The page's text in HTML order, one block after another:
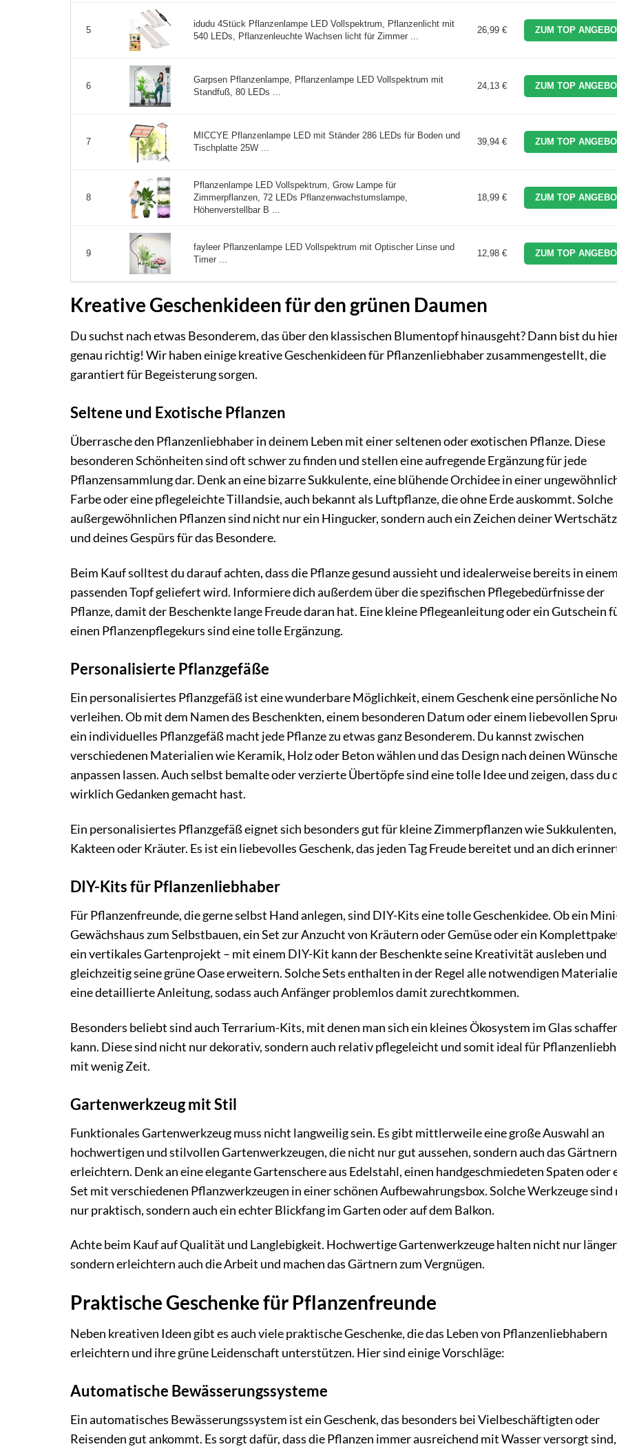
5
idudu 4Stück Pflanzenlampe LED Vollspektrum, Pflanzenlicht mit
540 LEDs, Pflanzenleuchte Wachsen licht für Zimmer ...
26,99 € ZUM TOP
6
Garpsen Pflanzenlampe, Pflanzenlampe LED Vollspektrum mit
Standfuß, 80 LEDs ...
24,13 € ZUM TOP
7
MICCYE Pflanzenlampe LED mit Ständer 286 LEDs für Boden und
Tischplatte 25W ...
39,94 € ZUM TOP
8
Pflanzenlampe LED Vollspektrum, Grow Lampe für
Zimmerpflanzen, 72 LEDs Pflanzenwachstumslampe,
Höhenverstellbar B ...
18,99 € ZUM TOP
9
fayleer Pflanzenlampe LED Vollspektrum mit Optischer Linse und
Timer ...
12,98 € ZUM TOP
Kreative Geschenkideen für den grünen Daumen
Du suchst nach etwas Besonderem, das über den klassischen Blumentopf hinausgeht? Dann bist du
genau richtig! Wir haben einige kreative Geschenkideen für Pflanzenliebhaber zusammengestellt, die
garantiert für Begeisterung sorgen.
Seltene und Exotische Pflanzen
Überrasche den Pflanzenliebhaber in deinem Leben mit einer seltenen oder exotischen Pflanze. Diese
besonderen Schönheiten sind oft schwer zu finden und stellen eine aufregende Ergänzung für jede
Pflanzensammlung dar. Denk an eine bizarre Sukkulente, eine blühende Orchidee in einer
Farbe oder eine pflegeleichte Tillandsie, auch bekannt als Luftpflanze, die ohne Erde auskommt. Solche
außergewöhnlichen Pflanzen sind nicht nur ein Hingucker, sondern auch ein Zeichen deiner
und deines Gespürs für das Besondere.
Beim Kauf solltest du darauf achten, dass die Pflanze gesund aussieht und idealerweise bereits in einem
passenden Topf geliefert wird. Informiere dich außerdem über die spezifischen Pflegebedürfnisse der
Pflanze, damit der Beschenkte lange Freude daran hat. Eine kleine Pflegeanleitung oder ein Gutschein
einen Pflanzenpflegekurs sind eine tolle Ergänzung.
Personalisierte Pflanzgefäße
Ein personalisiertes Pflanzgefäß ist eine wunderbare Möglichkeit, einem Geschenk eine persönliche
verleihen. Ob mit dem Namen des Beschenkten, einem besonderen Datum oder einem liebevollen
ein individuelles Pflanzgefäß macht jede Pflanze zu etwas ganz Besonderem. Du kannst zwischen
verschiedenen Materialien wie Keramik, Holz oder Beton wählen und das Design nach deinen
anpassen lassen. Auch selbst bemalte oder verzierte Übertöpfe sind eine tolle Idee und zeigen, dass du
wirklich Gedanken gemacht hast.
Ein personalisiertes Pflanzgefäß eignet sich besonders gut für kleine Zimmerpflanzen wie Sukkulenten,
Kakteen oder Kräuter. Es ist ein liebevolles Geschenk, das jeden Tag Freude bereitet und an dich
DIY-Kits für Pflanzenliebhaber
Für Pflanzenfreunde, die gerne selbst Hand anlegen, sind DIY-Kits eine tolle Geschenkidee. Ob ein
Gewächshaus zum Selbstbauen, ein Set zur Anzucht von Kräutern oder Gemüse oder ein
ein vertikales Gartenprojekt – mit einem DIY-Kit kann der Beschenkte seine Kreativität ausleben und
gleichzeitig seine grüne Oase erweitern. Solche Sets enthalten in der Regel alle notwendigen
eine detaillierte Anleitung, sodass auch Anfänger problemlos damit zurechtkommen.
Besonders beliebt sind auch Terrarium-Kits, mit denen man sich ein kleines Ökosystem im Glas
kann. Diese sind nicht nur dekorativ, sondern auch relativ pflegeleicht und somit ideal für
mit wenig Zeit.
Gartenwerkzeug mit Stil
Funktionales Gartenwerkzeug muss nicht langweilig sein. Es gibt mittlerweile eine große Auswahl an
hochwertigen und stilvollen Gartenwerkzeugen, die nicht nur gut aussehen, sondern auch das Gärtnern
erleichtern. Denk an eine elegante Gartenschere aus Edelstahl, einen handgeschmiedeten Spaten oder
Set mit verschiedenen Pflanzwerkzeugen in einer schönen Aufbewahrungsbox. Solche Werkzeuge sind
nur praktisch, sondern auch ein echter Blickfang im Garten oder auf dem Balkon.
Achte beim Kauf auf Qualität und Langlebigkeit. Hochwertige Gartenwerkzeuge halten nicht nur
sondern erleichtern auch die Arbeit und machen das Gärtnern zum Vergnügen.
Praktische Geschenke für Pflanzenfreunde
Neben kreativen Ideen gibt es auch viele praktische Geschenke, die das Leben von Pflanzenliebhabern
erleichtern und ihre grüne Leidenschaft unterstützen. Hier sind einige Vorschläge:
Automatische Bewässerungssysteme
Ein automatisches Bewässerungssystem ist ein Geschenk, das besonders bei Vielbeschäftigten oder
Reisenden gut ankommt. Es sorgt dafür, dass die Pflanzen immer ausreichend mit Wasser versorgt